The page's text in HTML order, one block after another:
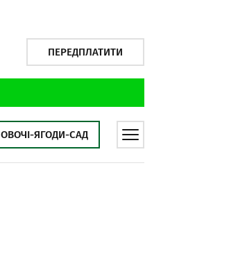
ПЕРЕДПЛАТИТИ
ОВОЧІ-ЯГОДИ-САД